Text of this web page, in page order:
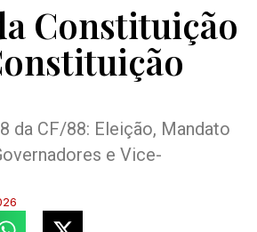
Constituição
da CF/88: Eleição, Mandato
e Vice-